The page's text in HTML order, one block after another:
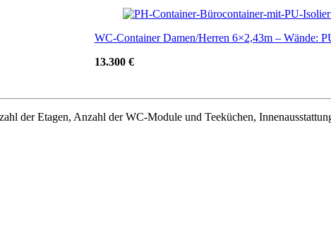
WC-Container Damen/Herren 6×2,43m – Wände:
13.300 €
der Etagen, Anzahl der WC-Module und Teeküchen,